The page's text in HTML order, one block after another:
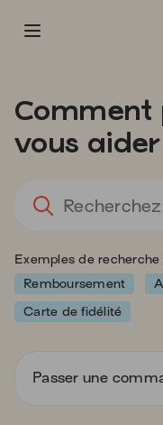
être
vers
détaillée
question.
Comment
vous
Exemples de recherche
Remboursement
Carte de fidélité
Passer une